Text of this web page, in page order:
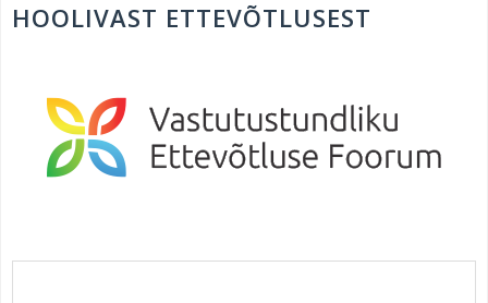
HOOLIVAST ETTEVÕTLUSEST